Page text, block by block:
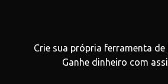
Crie sua própria ferramenta de
Ganhe dinheiro com